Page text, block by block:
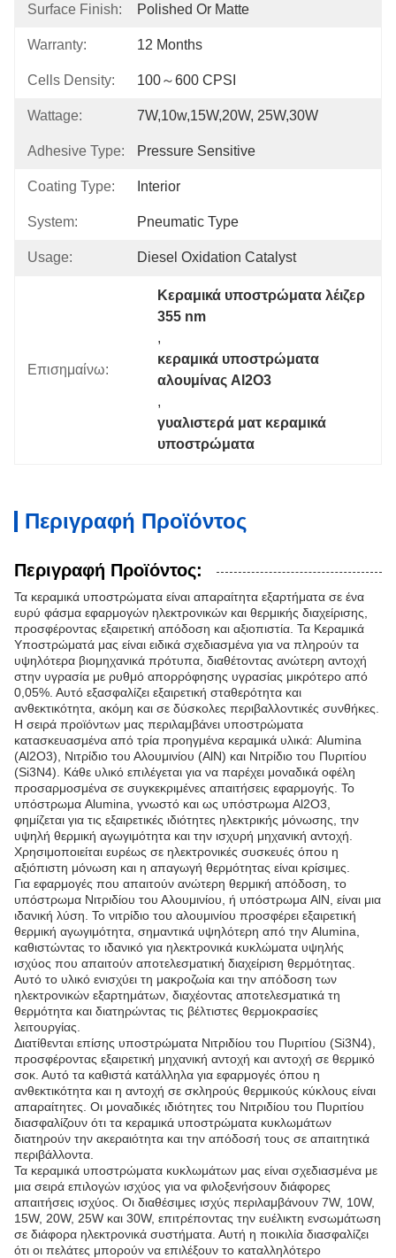
Surface Finish: Polished Or Matte
Warranty: 12 Months
Cells Density: 100～600 CPSI
Wattage: 7W,10w,15W,20W, 25W,30W
Adhesive Type: Pressure Sensitive
Coating Type: Interior
System: Pneumatic Type
Usage: Diesel Oxidation Catalyst
Επισημαίνω:
Κεραμικά υποστρώματα λέιζερ
355 nm
,
κεραμικά υποστρώματα
αλουμίνας Al2O3
,
γυαλιστερά ματ κεραμικά
υποστρώματα
Περιγραφή Προϊόντος
Περιγραφή Προϊόντος:
Τα κεραμικά υποστρώματα είναι απαραίτητα εξαρτήματα σε ένα
ευρύ φάσμα εφαρμογών ηλεκτρονικών και θερμικής διαχείρισης,
προσφέροντας εξαιρετική απόδοση και αξιοπιστία. Τα Κεραμικά
Υποστρώματά μας είναι ειδικά σχεδιασμένα για να πληρούν τα
υψηλότερα βιομηχανικά πρότυπα, διαθέτοντας ανώτερη αντοχή
στην υγρασία με ρυθμό απορρόφησης υγρασίας μικρότερο από
0,05%. Αυτό εξασφαλίζει εξαιρετική σταθερότητα και
ανθεκτικότητα, ακόμη και σε δύσκολες περιβαλλοντικές συνθήκες.
Η σειρά προϊόντων μας περιλαμβάνει υποστρώματα
κατασκευασμένα από τρία προηγμένα κεραμικά υλικά: Alumina
(Al2O3), Νιτρίδιο του Αλουμινίου (AlN) και Νιτρίδιο του Πυριτίου
(Si3N4). Κάθε υλικό επιλέγεται για να παρέχει μοναδικά οφέλη
προσαρμοσμένα σε συγκεκριμένες απαιτήσεις εφαρμογής. Το
υπόστρωμα Alumina, γνωστό και ως υπόστρωμα Al2O3,
φημίζεται για τις εξαιρετικές ιδιότητες ηλεκτρικής μόνωσης, την
υψηλή θερμική αγωγιμότητα και την ισχυρή μηχανική αντοχή.
Χρησιμοποιείται ευρέως σε ηλεκτρονικές συσκευές όπου η
αξιόπιστη μόνωση και η απαγωγή θερμότητας είναι κρίσιμες.
Για εφαρμογές που απαιτούν ανώτερη θερμική απόδοση, το
υπόστρωμα Νιτριδίου του Αλουμινίου, ή υπόστρωμα AlN, είναι μια
ιδανική λύση. Το νιτρίδιο του αλουμινίου προσφέρει εξαιρετική
θερμική αγωγιμότητα, σημαντικά υψηλότερη από την Alumina,
καθιστώντας το ιδανικό για ηλεκτρονικά κυκλώματα υψηλής
ισχύος που απαιτούν αποτελεσματική διαχείριση θερμότητας.
Αυτό το υλικό ενισχύει τη μακροζωία και την απόδοση των
ηλεκτρονικών εξαρτημάτων, διαχέοντας αποτελεσματικά τη
θερμότητα και διατηρώντας τις βέλτιστες θερμοκρασίες
λειτουργίας.
Διατίθενται επίσης υποστρώματα Νιτριδίου του Πυριτίου (Si3N4),
προσφέροντας εξαιρετική μηχανική αντοχή και αντοχή σε θερμικό
σοκ. Αυτό τα καθιστά κατάλληλα για εφαρμογές όπου η
ανθεκτικότητα και η αντοχή σε σκληρούς θερμικούς κύκλους είναι
απαραίτητες. Οι μοναδικές ιδιότητες του Νιτριδίου του Πυριτίου
διασφαλίζουν ότι τα κεραμικά υποστρώματα κυκλωμάτων
διατηρούν την ακεραιότητα και την απόδοσή τους σε απαιτητικά
περιβάλλοντα.
Τα κεραμικά υποστρώματα κυκλωμάτων μας είναι σχεδιασμένα με
μια σειρά επιλογών ισχύος για να φιλοξενήσουν διάφορες
απαιτήσεις ισχύος. Οι διαθέσιμες ισχύς περιλαμβάνουν 7W, 10W,
15W, 20W, 25W και 30W, επιτρέποντας την ευέλικτη ενσωμάτωση
σε διάφορα ηλεκτρονικά συστήματα. Αυτή η ποικιλία διασφαλίζει
ότι οι πελάτες μπορούν να επιλέξουν το καταλληλότερο